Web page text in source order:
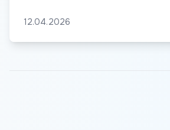
12.04.2026